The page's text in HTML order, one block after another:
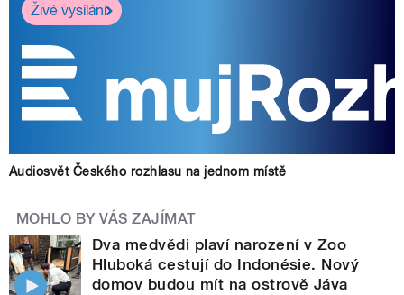
Živé vysílání
Audiosvět Českého rozhlasu na jednom místě
MOHLO BY VÁS ZAJÍMAT
Dva medvědi plaví narození v Zoo
Hluboká cestují do Indonésie. Nový
domov budou mít na ostrově Jáva